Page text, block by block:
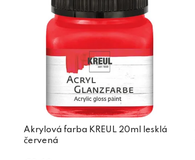
Akrylová farba KREUL 20ml lesklá
červená